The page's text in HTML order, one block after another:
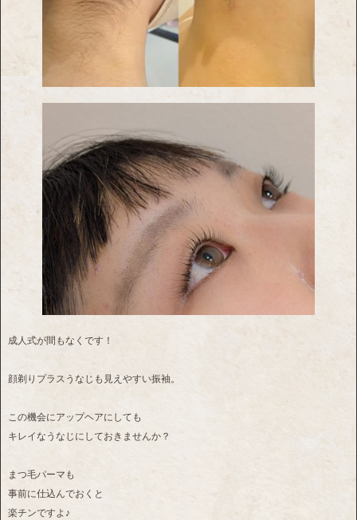
成人式が間もなくです！
顔剃りプラスうなじも見えやすい振袖。
この機会にアップヘアにしても
キレイなうなじにしておきませんか？
まつ毛パーマも
事前に仕込んでおくと
楽チンですよ♪